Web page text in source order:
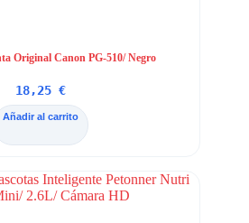
Original Canon PG-510/ Negro
18,25€
Añadir al carrito